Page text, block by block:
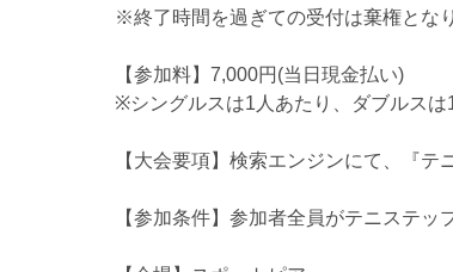
※終了時間を過ぎての受付は棄権とな
【参加料】7,000円(当日現金払い)
※シングルスは1人あたり、ダブルスは
【大会要項】検索エンジンにて、『テ
【参加条件】参加者全員がテニステッ